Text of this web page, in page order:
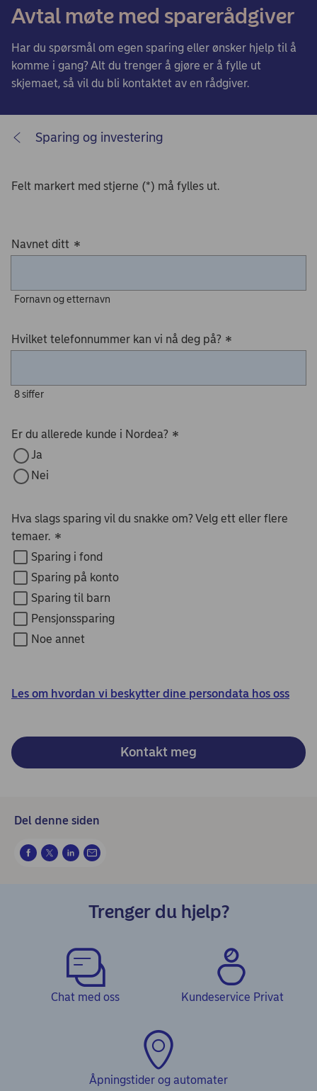
Avtal møte med sparerådgiver
Har du spørsmål om egen sparing eller ønsker hjelp til å
komme i gang? Alt du trenger å gjøre er å fylle ut
skjemaet, så vil du bli kontaktet av en rådgiver.
Sparing og investering
Felt markert med stjerne (*) må fylles ut.
Navnet ditt *
Fornavn og etternavn
Hvilket telefonnummer kan vi nå deg på? *
8 siffer
Er du allerede kunde i Nordea? *
Ja
Nei
Hva slags sparing vil du snakke om? Velg ett eller flere
temaer. *
Sparing i fond
Sparing på konto
Sparing til barn
Pensjonssparing
Noe annet
Les om hvordan vi beskytter dine persondata hos oss
Kontakt meg
Del denne siden
Trenger du hjelp?
Chat med oss Kundeservice Privat
Åpningstider og automater